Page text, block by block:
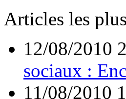
Articles les
12/08/2010
sociaux :
11/08/2010